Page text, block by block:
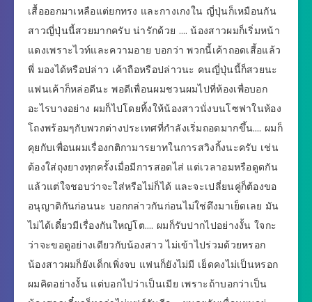
เสื้อออกมาเหลือแต่ยกทรง และกางเกงใน ญี่ปุ่นก็เหมือนกัน
สาวญี่ปุ่นนี้สวยมากครับ น่ารักด้วย …. น้องสาวผมก็เริ่มหน้า
แดงเพราะไวท์และความอาย บอกว่า พวกนี้เค้าถอดเสี้อแล้ว
พี่ มองได้หรือปล่าว เค้าถือหรือปล่าวนะ คนญี่ปุ่นนี้ก็สวยนะ
แฟนเค้าก็หล่อดีนะ พอดีเพื่อนผมชวนผมไปที่ห้องเพื่อบอก
อะไรบางอย่าง ผมก็ไปโดยทิ้งให้น้องสาวนั่งบนโซฟาในห้อง
โถงพร้อมๆกับพวกต่างประเทศที่กำลังเริ่มถอดมากขึ้น…. ผมก็
คุยกับเพื่อนผมเรื่องกติกามารยาทในการสวิงกิ้งนะครับ เช่น
ต้องใส่ถุงยางทุกครั้งเมื่อมีการสอดไส่ แต่เวลาอมหรือดูดกัน
แล้วแต่ใจชอบว่าจะใส่หรือไม่ก็ได้ และจะเปลี่ยนคู่ก็ต้องขอ
อนุญาติกันก่อนนะ บอกกล่าวกันก่อนไม่ใช่ดึงมาเย็ดเลย มัน
ไม่ได้เดี๋ยวมีเรื่องกันใหญ่โต…. ผมก็รับปากไปอย่างงั้น ใจกะ
ว่าจะขอดูอย่างเดียวกับน้องสาว ไม่เข้าไปร่วมด้วยหรอก
น้องสาวผมก็ยังเด็กเพิ่งจบ แฟนก็ยังไม่มี เย็ดคงไม่เป็นหรอก
ผมคิดอย่างงั้น แต่บอกไปว่าเป็นเมีย เพราะถ้าบอกว่าเป็น